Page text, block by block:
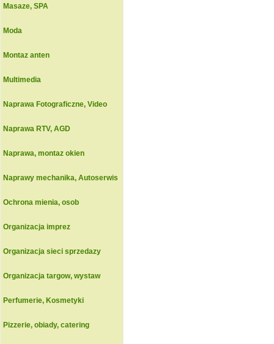
Masaze, SPA
Moda
Montaz anten
Multimedia
Naprawa Fotograficzne, Video
Naprawa RTV, AGD
Naprawa, montaz okien
Naprawy mechanika, Autoserwis
Ochrona mienia, osob
Organizacja imprez
Organizacja sieci sprzedazy
Organizacja targow, wystaw
Perfumerie, Kosmetyki
Pizzerie, obiady, catering